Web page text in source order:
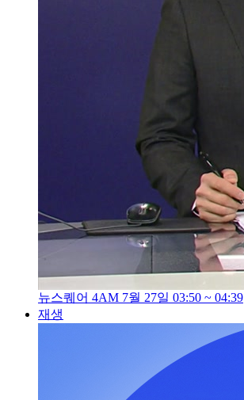
뉴스퀘어 4AM 7월 27일 03:50 ~ 04:39
재생